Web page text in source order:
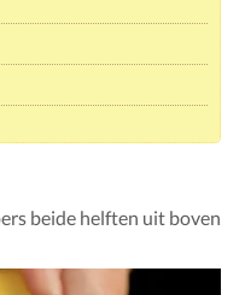
beide helften uit boven